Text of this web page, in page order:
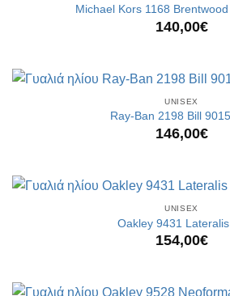
Michael Kors 1168
140,00€
UNISEX
Ray-Ban 2198 Bill
146,00€
UNISEX
Oakley 9431
154,00€